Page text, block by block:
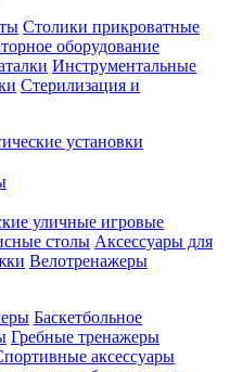
Столики прикроватные
оборудование
Инструментальные
Стерилизация и
установки
уличные игровые
столы Аксессуары для
Велотренажеры
Баскетбольное
Гребные тренажеры
аксессуары